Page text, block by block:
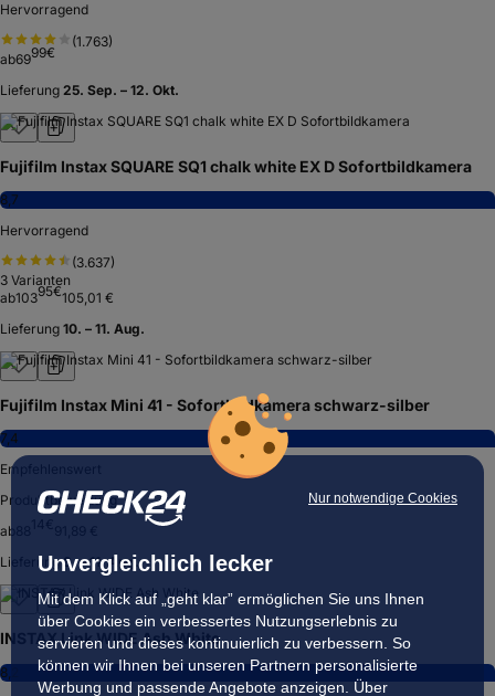
Nur notwendige Cookies
Unvergleichlich lecker
Mit dem Klick auf „geht klar” ermöglichen Sie uns Ihnen
über Cookies ein verbessertes Nutzungserlebnis zu
servieren und dieses kontinuierlich zu verbessern. So
können wir Ihnen bei unseren Partnern personalisierte
Werbung und passende Angebote anzeigen. Über
Hervorragend
(1.763)
ab6999€
Lieferung 25. Sep. – 12. Okt.
Fujifilm Instax SQUARE SQ1 chalk white EX D Sofortbildkamera
8,7
Hervorragend
(3.637)
3 Varianten
ab10395€105,01 €
Lieferung 10. – 11. Aug.
Fujifilm Instax Mini 41 - Sofortbildkamera schwarz-silber
7,4
Empfehlenswert
Produktbewertung
ab
Lieferung 8. – 11. Aug.
INSTAX Link WIDE Ash White
8,2